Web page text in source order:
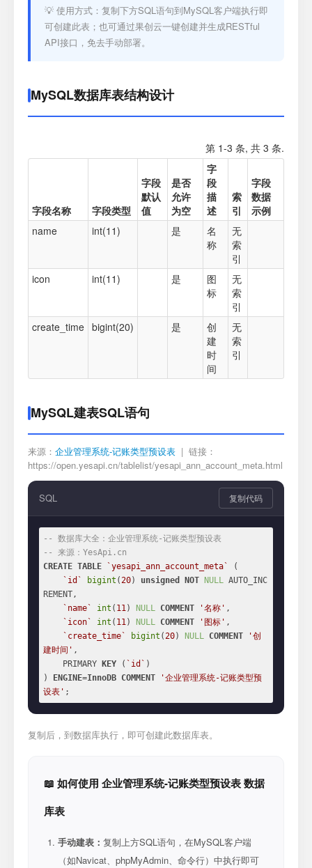
接口测试💡 使用方式：复制下方SQL语句到MySQL客户端执行即
可创建此表；也可通过果创云一键创建并生成RESTful
API接口，免去手动部署。
MySQL数据库表结构设计
第 1-3 条, 共 3 条.
字段名称 字段类型
字段
默认
值
是否
允许
为空
字
段
描
述
索
引
字段
数据
示例
name
int(11) 是
名
称
无
索
引
icon
int(11) 是
图
标
无
索
引
create_time bigint(20) 是
创
建
时
间
无
索
引
MySQL建表SQL语句
来源： 企业管理系统-记账类型预设表 | 链接：
https://open.yesapi.cn/tablelist/yesapi_ann_account_meta.html
SQL 复制代码
-- 数据库大全：企业管理系统-记账类型预设表
-- 来源：YesApi.cn
CREATE TABLE `yesapi_ann_account_meta`
(
`id`
bigint (20) unsigned NOT NULL AUTO_INC
REMENT,
`name`
int ( 11) NULL COMMENT '名称' ,
`icon`
int ( 11) NULL COMMENT '图标' ,
`create_time`
bigint (20) NULL COMMENT
'创
建时间' ,
    PRIMARY
KEY ( `id` )
)
ENGINE=InnoDB COMMENT
'企业管理系统-记账类型预
设表' ;
复制后，到数据库执行，即可创建此数据库表。
📖 如何使用 企业管理系统-记账类型预设表 数据
库表
手动建表： 复制上方SQL语句，在MySQL客户端
（如Navicat、phpMyAdmin、命令行）中执行即可